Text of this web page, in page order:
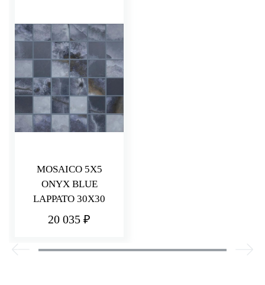
MOSAICO 5X5
ONYX BLUE
LAPPATO 30X30
20 035 ₽